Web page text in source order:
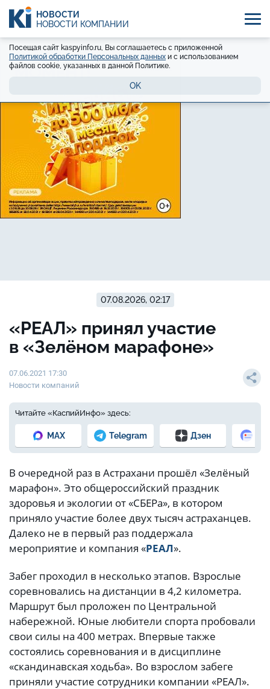
НОВОСТИ
НОВОСТИ КОМПАНИЙ
Посещая сайт kaspyinfo.ru, Вы соглашаетесь с приложенной
Политикой обработки Персональных данных и с использованием
файлов cookie, указанных в данной Политике.
OK
07.08.2026, 02:17
«РЕАЛ» принял участие
в «Зелёном марафоне»
07.06.2021 17:30
Новости компаний
Читайте «КаспийИнфо» здесь:
MAX Telegram Дзен
В очередной раз в Астрахани прошёл «Зелёный
марафон». Это общероссийский праздник
здоровья и экологии от «СБЕРа», в котором
приняло участие более двух тысяч астраханцев.
Далеко не в первый раз поддержала
мероприятие и компания «РЕАЛ».
Забег проходил в несколько этапов. Взрослые
соревновались на дистанции в 4,2 километра.
Маршрут был проложен по Центральной
набережной. Юные любители спорта пробовали
свои силы на 400 метрах. Впервые также
состоялись соревнования и в дисциплине
«скандинавская ходьба». Во взрослом забеге
приняли участие сотрудники компании «РЕАЛ».